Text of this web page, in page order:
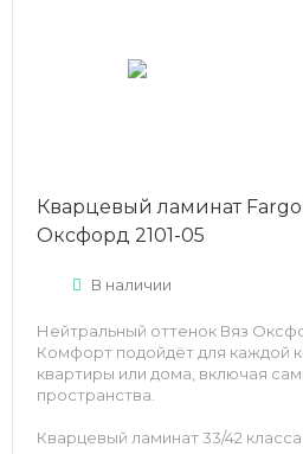
Кварцевый ламинат
Оксфорд 2101-05
В наличии
Нейтральный оттенок Вяз
Комфорт подойдёт для каждой
квартиры или дома, включая
пространства.
Кварцевый ламинат 33/42